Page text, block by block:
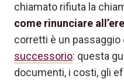
chiamato rifiuta la
come rinunciare
corretti è un passaggio
successorio: questa
documenti, i costi, gli